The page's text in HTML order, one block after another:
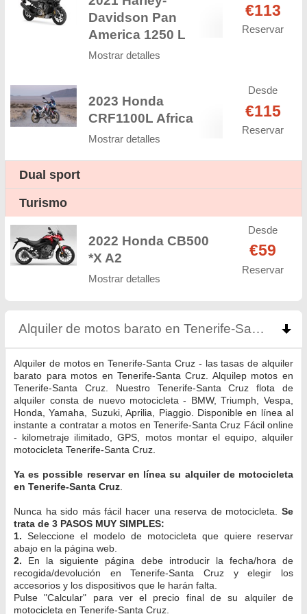
Davidson Pan
America 1250 L
Mostrar detalles
€113
Reservar
2023 Honda
CRF1100L Africa
Mostrar detalles
Desde
€115
Reservar
Dual sport
Turismo
2022 Honda CB500
*X A2
Mostrar detalles
Desde
€59
Reservar
Alquiler de motos barato en Tenerife-Santa Cruz
Alquiler de motos en Tenerife-Santa Cruz - las tasas de alquiler
barato para motos en Tenerife-Santa Cruz. Alquilер motos en
Tenerife-Santa Cruz. Nuestro Tenerife-Santa Cruz flota de
alquiler consta de nuevo motocicleta - BMW, Triumph, Vespa,
Honda, Yamaha, Suzuki, Aprilia, Piaggio. Disponible en línea al
instante a contratar a motos en Tenerife-Santa Cruz Fácil online
- kilometraje ilimitado, GPS, motos montar el equipo, alquiler
motocicleta Tenerife-Santa Cruz.
Ya es possible reservar en línea su alquiler de motocicleta
en Tenerife-Santa Cruz
Nunca ha sido más fácil hacer una reserva de motocicleta. Se
trata de 3 PASOS MUY SIMPLES:
1. Seleccione el modelo de motocicleta que quiere reservar
abajo en la página web.
2. En la siguiente página debe introducir la fecha/hora de
recogida/devolución en Tenerife-Santa Cruz y elegir los
accesorios y los dispositivos que le harán falta.
Pulse "Calcular" para ver el precio final de su alquiler de
motocicleta en Tenerife-Santa Cruz.